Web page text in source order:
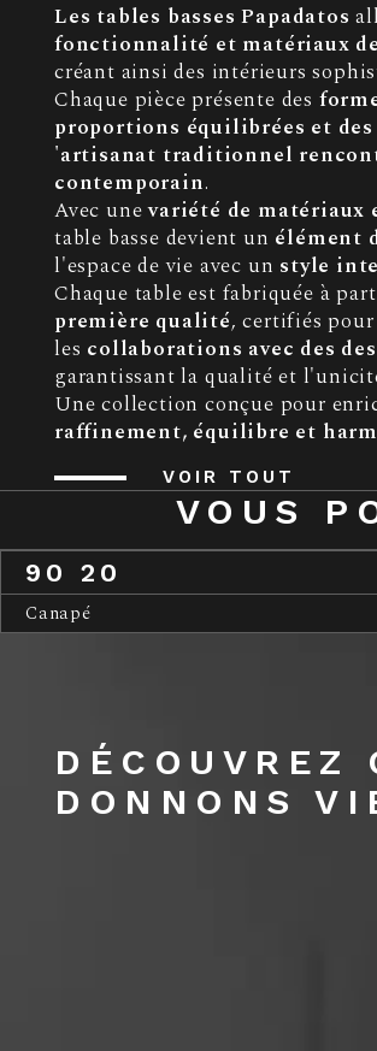
Les tables basses Papadatos
fonctionnalité et matériaux
créant ainsi des intérieurs
Chaque pièce présente des
proportions équilibrées et
'artisanat traditionnel
contemporain.
Avec unevariété de
table basse devient un élément
l'espace de vie avec un style
Chaque table est fabriquée à
première qualité, certifiés
les collaborations avec des
garantissant la qualité et
Une collection conçue pour
raffinement, équilibre et
VOIR TOUT
VOUS
90 20
Canapé
DÉCOUVREZ
DONNONS